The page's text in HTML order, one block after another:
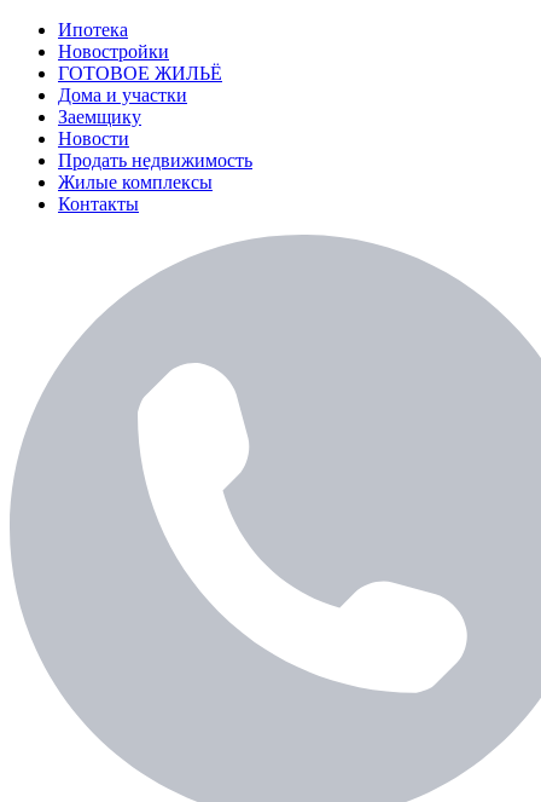
Ипотека
Новостройки
ГОТОВОЕ ЖИЛЬЁ
Дома и участки
Заемщику
Новости
Продать недвижимость
Жилые комплексы
Контакты